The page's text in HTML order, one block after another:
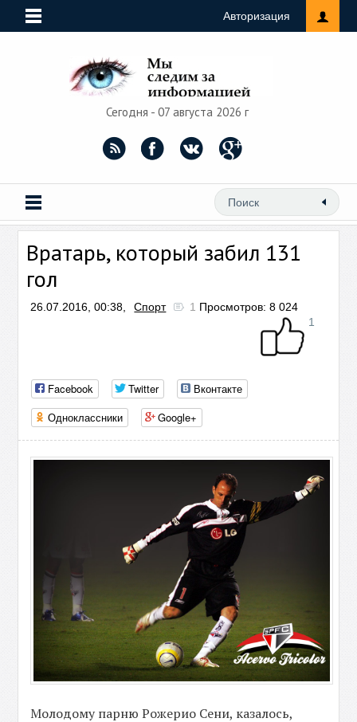
Авторизация
Сегодня - 07 августа 2026 г
Вратарь, который забил 131
гол
26.07.2016, 00:38, Спорт 1 Просмотров: 8 024
1
Facebook Twitter
Вконтакте
Одноклассники
Google+
Молодому парню Рожерио Сени, казалось,